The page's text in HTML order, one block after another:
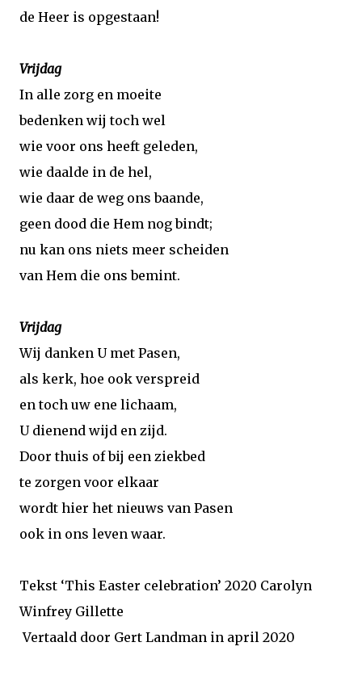
de Heer is opgestaan!
Vrijdag
In alle zorg en moeite
bedenken wij toch wel
wie voor ons heeft geleden,
wie daalde in de hel,
wie daar de weg ons baande,
geen dood die Hem nog bindt;
nu kan ons niets meer scheiden
van Hem die ons bemint.
Vrijdag
Wij danken U met Pasen,
als kerk, hoe ook verspreid
en toch uw ene lichaam,
U dienend wijd en zijd.
Door thuis of bij een ziekbed
te zorgen voor elkaar
wordt hier het nieuws van Pasen
ook in ons leven waar.
Tekst ‘This Easter celebration’ 2020 Carolyn
Winfrey Gillette
Vertaald door Gert Landman in april 2020